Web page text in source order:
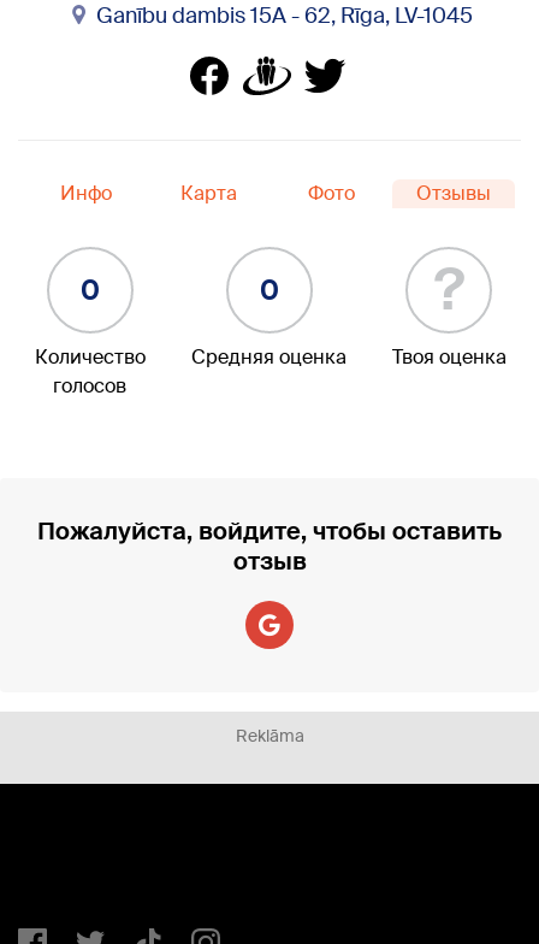
Ganību dambis 15A - 62, Rīga, LV-1045
Инфо Карта Фото Отзывы
0
Количество
голосов
0
Средняя оценка
?
Твоя оценка
Пожалуйста, войдите, чтобы оставить
отзыв
Reklāma